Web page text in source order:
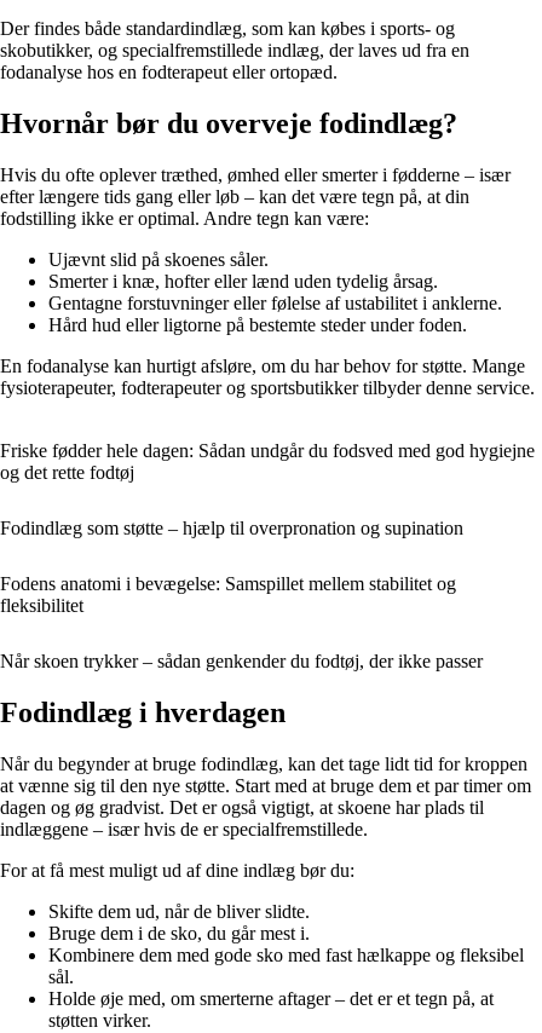
Der findes både standardindlæg, som kan købes i sports- og
skobutikker, og specialfremstillede indlæg, der laves ud fra en
fodanalyse hos en fodterapeut eller ortopæd.
Hvornår bør du overveje fodindlæg?
Hvis du ofte oplever træthed, ømhed eller smerter i fødderne – især
efter længere tids gang eller løb – kan det være tegn på, at din
fodstilling ikke er optimal. Andre tegn kan være:
Ujævnt slid på skoenes såler.
Smerter i knæ, hofter eller lænd uden tydelig årsag.
Gentagne forstuvninger eller følelse af ustabilitet i anklerne.
Hård hud eller ligtorne på bestemte steder under foden.
En fodanalyse kan hurtigt afsløre, om du har behov for støtte. Mange
fysioterapeuter, fodterapeuter og sportsbutikker tilbyder denne service.
Friske fødder hele dagen: Sådan undgår du fodsved med god hygiejne
og det rette fodtøj
Fodindlæg som støtte – hjælp til overpronation og supination
Fodens anatomi i bevægelse: Samspillet mellem stabilitet og
fleksibilitet
Når skoen trykker – sådan genkender du fodtøj, der ikke passer
Fodindlæg i hverdagen
Når du begynder at bruge fodindlæg, kan det tage lidt tid for kroppen
at vænne sig til den nye støtte. Start med at bruge dem et par timer om
dagen og øg gradvist. Det er også vigtigt, at skoene har plads til
indlæggene – især hvis de er specialfremstillede.
For at få mest muligt ud af dine indlæg bør du:
Skifte dem ud, når de bliver slidte.
Bruge dem i de sko, du går mest i.
Kombinere dem med gode sko med fast hælkappe og fleksibel
sål.
Holde øje med, om smerterne aftager – det er et tegn på, at
støtten virker.